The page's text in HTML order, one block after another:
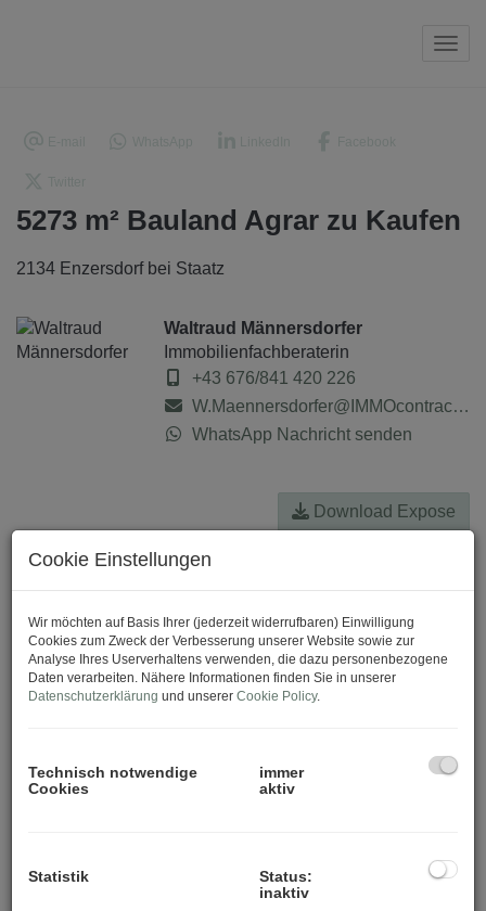
5273 m² Bauland Agrar zu Kaufen
2134 Enzersdorf bei Staatz
Waltraud Männersdorfer
Immobilienfachberaterin
+43 676/841 420 226
W.Maennersdorfer@IMMOcontract.at
WhatsApp Nachricht senden
Download Expose
Cookie Einstellungen
Wir möchten auf Basis Ihrer (jederzeit widerrufbaren) Einwilligung
Cookies zum Zweck der Verbesserung unserer Website sowie zur
Analyse Ihres Userverhaltens verwenden, die dazu personenbezogene
Daten verarbeiten. Nähere Informationen finden Sie in unserer
Datenschutzerklärung und unserer Cookie Policy.
Technisch notwendige
Cookies
immer
aktiv
Statistik
Status:
inaktiv